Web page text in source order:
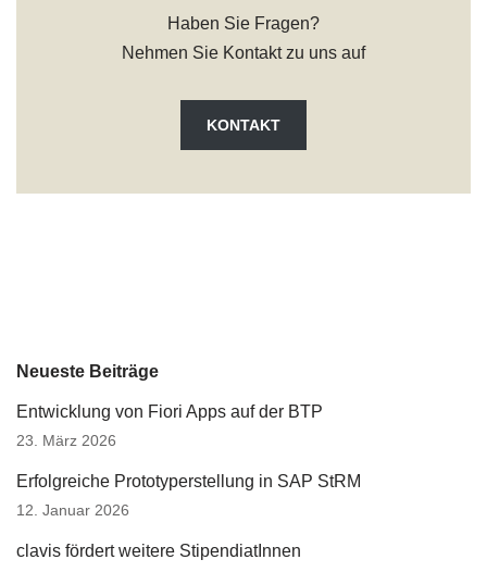
Haben Sie Fragen?
Nehmen Sie Kontakt zu uns auf
KONTAKT
Neueste Beiträge
Entwicklung von Fiori Apps auf der BTP
23. März 2026
Erfolgreiche Prototyperstellung in SAP StRM
12. Januar 2026
clavis fördert weitere StipendiatInnen